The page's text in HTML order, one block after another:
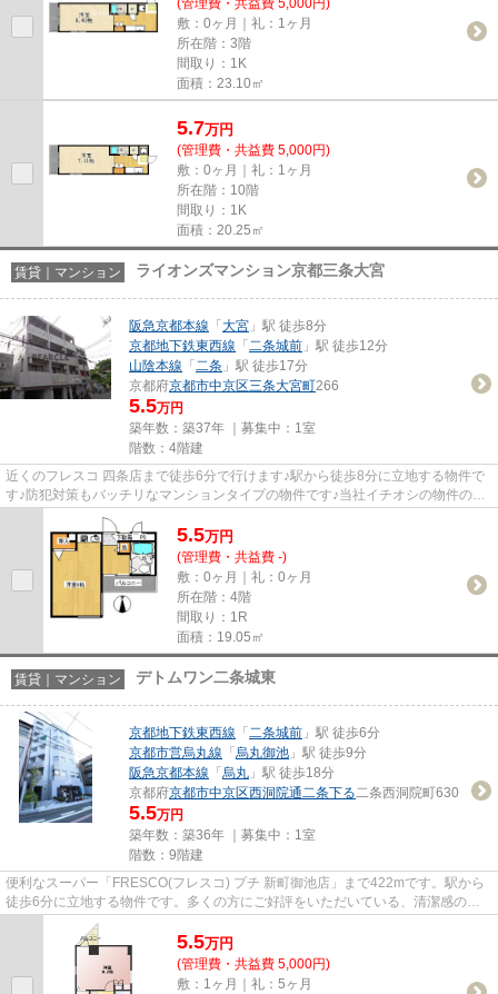
(管理費・共益費 5,000円)
敷：0ヶ月｜礼：1ヶ月
所在階：3階
間取り：1K
面積：23.10㎡
5.7万円
(管理費・共益費 5,000円)
敷：0ヶ月｜礼：1ヶ月
所在階：10階
間取り：1K
面積：20.25㎡
賃貸｜マンション ライオンズマンション京都三条大宮
阪急京都本線 「 大宮 」駅 徒歩8分
京都地下鉄東西線 「 二条城前 」駅 徒歩12分
山陰本線 「 二条 」駅 徒歩17分
京都府京都市中京区三条大宮町266
5.5万円
築年数：築37年 ｜募集中： 1室
階数：4階建
近くのフレスコ 四条店まで徒歩6分で行けます♪駅から徒歩8分に立地する物件で
す♪防犯対策もバッチリなマンションタイプの物件です♪当社イチオシの物件の
「ライオンズマンション京都三...
5.5万円
(管理費・共益費 -)
敷：0ヶ月｜礼：0ヶ月
所在階：4階
間取り：1R
面積：19.05㎡
賃貸｜マンション デトムワン二条城東
京都地下鉄東西線 「 二条城前 」駅 徒歩6分
京都市営烏丸線 「 烏丸御池 」駅 徒歩9分
阪急京都本線 「 烏丸 」駅 徒歩18分
京都府京都市中京区西洞院通二条下る二条西洞院町630
5.5万円
築年数：築36年 ｜募集中： 1室
階数：9階建
便利なスーパー「FRESCO(フレスコ) プチ 新町御池店」まで422mです。駅から
徒歩6分に立地する物件です。多くの方にご好評をいただいている、清潔感のあ
る賃貸物件です。当社イチオシの...
5.5万円
(管理費・共益費 5,000円)
敷：1ヶ月｜礼：5ヶ月